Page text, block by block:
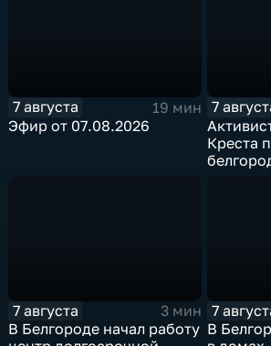
7 августа
19 мин
Эфир от 07.08.2026
7
Креста
7 августа
3 мин
В Белгороде начал работу
7
В